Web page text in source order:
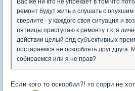
Вас же ни кто не упрекает в том что
ремонт будут жить и слушать с
сверлите - у каждого своя ситуация и
пятницы приступаю к ремонту т.к. я
действии целый ряд субъективных
постараемся не оскорблять друг друга.
собираемся или я не прав?
Если кого то оскорбил?! то сорри не